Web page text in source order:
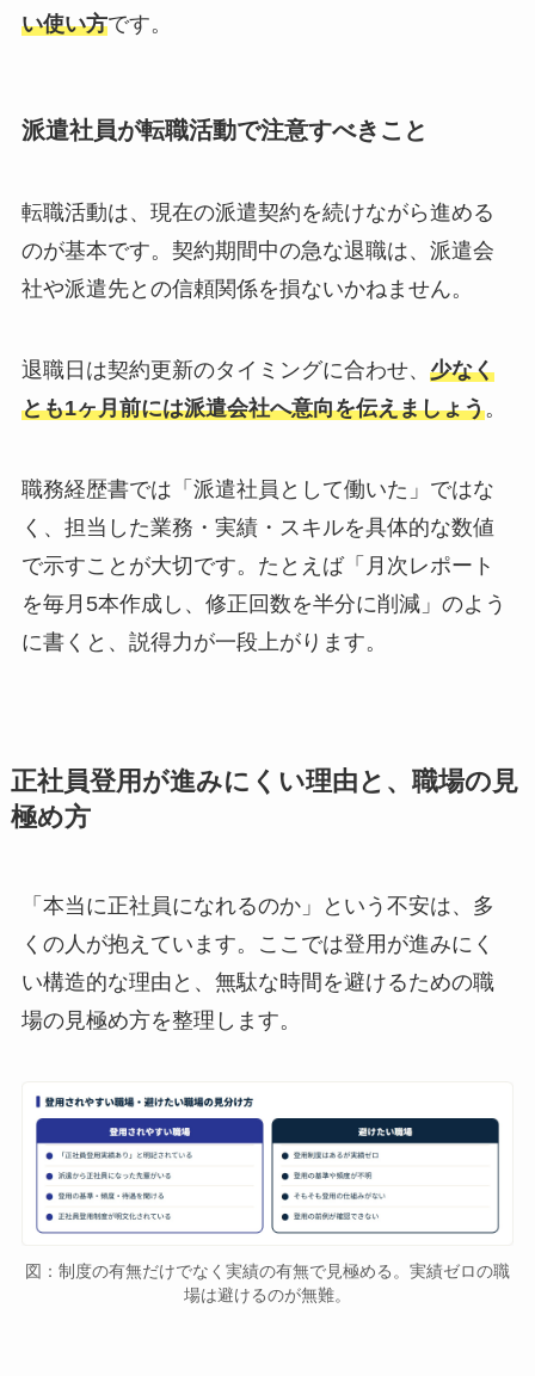
い使い方です。
派遣社員が転職活動で注意すべきこと
転職活動は、現在の派遣契約を続けながら進める
のが基本です。契約期間中の急な退職は、派遣会
社や派遣先との信頼関係を損ないかねません。
退職日は契約更新のタイミングに合わせ、 少なく
とも1ヶ月前には派遣会社へ意向を伝えましょう。
職務経歴書では「派遣社員として働いた」ではな
く、担当した業務・実績・スキルを具体的な数値
で示すことが大切です。たとえば「月次レポート
を毎月5本作成し、修正回数を半分に削減」のよう
に書くと、説得力が一段上がります。
正社員登用が進みにくい理由と、職場の見
極め方
「本当に正社員になれるのか」という不安は、多
くの人が抱えています。ここでは登用が進みにく
い構造的な理由と、無駄な時間を避けるための職
場の見極め方を整理します。
図：制度の有無だけでなく実績の有無で見極める。実績ゼロの職
場は避けるのが無難。